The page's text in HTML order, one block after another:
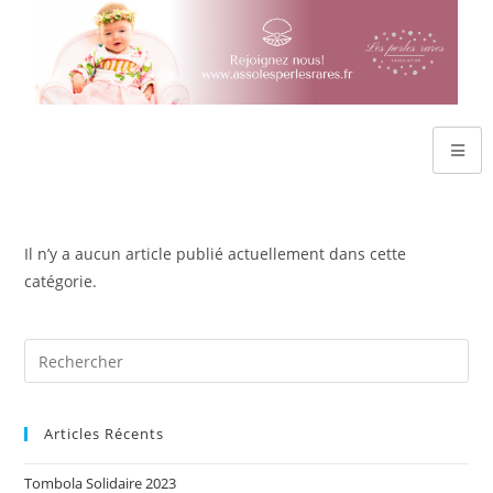
Il n’y a aucun article publié actuellement dans cette
catégorie.
Articles Récents
Tombola Solidaire 2023